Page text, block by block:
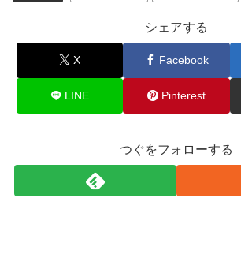
シェアする
X Facebook
LINE Pinterest
つぐをフォローする